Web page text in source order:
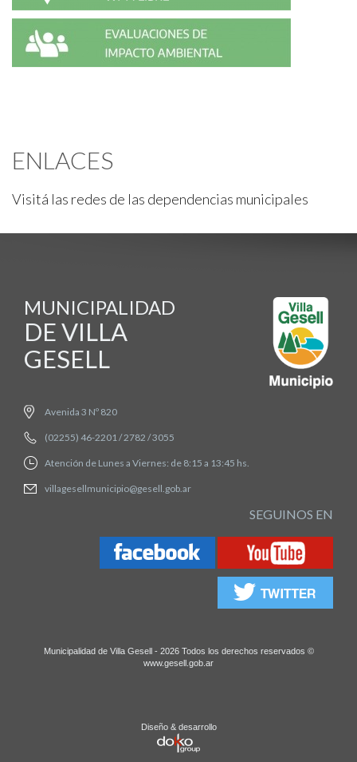
ENLACES
Visitá las redes de las dependencias municipales
MUNICIPALIDAD
DE VILLA
GESELL
Avenida 3 Nº 820
(02255) 46-2201 / 2782 / 3055
Atención de Lunes a Viernes: de 8:15 a 13:45 hs.
villagesellmunicipio@gesell.gob.ar
SEGUINOS EN
Municipalidad de Villa Gesell - 2026 Todos los derechos reservados ©
www.gesell.gob.ar
Diseño & desarrollo